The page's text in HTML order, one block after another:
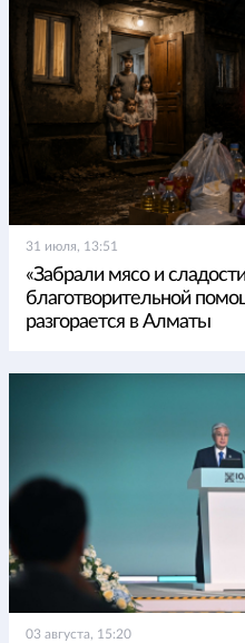
31 июля, 13:51
«Забрали мясо и
благотворительной
разгорается в Алматы
03 августа, 15:20